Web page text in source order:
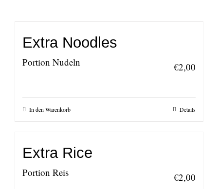
Extra Noodles
Portion Nudeln €2,00
In den Warenkorb Details
Extra Rice
Portion Reis €2,00